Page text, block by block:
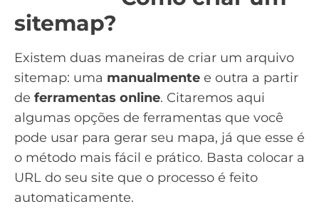
sitemap?
Existem duas maneiras de criar um arquivo
sitemap: uma manualmente e outra a partir
de ferramentas online. Citaremos aqui
algumas opções de ferramentas que você
pode usar para gerar seu mapa, já que esse é
o método mais fácil e prático. Basta colocar a
URL do seu site que o processo é feito
automaticamente.